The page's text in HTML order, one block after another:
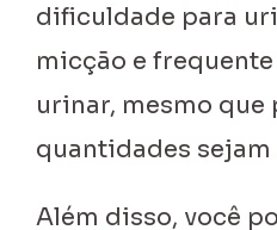
dificuldade para
micção e
urinar, mesmo que
quantidades
Além disso, você